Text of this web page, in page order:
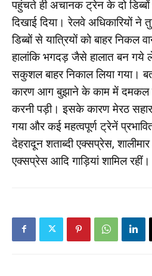
पहुंचते ही अचानक ट्रेन के दो
दिखाई दिया। रेलवे अधिकारियों ने
डिब्बों से यात्रियों को बाहर निकल
हालांकि भगदड़ जैसे हालात बन गये
सकुशल बाहर निकाल लिया गया।
कारण आग बुझाने के काम में दमकल
करनी पड़ी। इसके कारण मेरठ
गया और कई महत्वपूर्ण ट्रेनें
देहरादून शताब्दी एक्सप्रेस,
एक्सप्रेस आदि गाड़ियां शामिल रहीं।